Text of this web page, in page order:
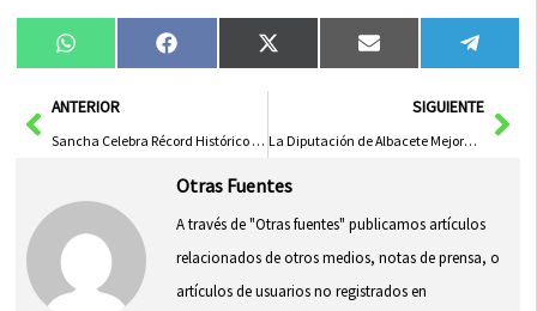
Compartir
en
WhatsAppCompartir
en
FacebookCompartir
en
X
(Twitter)
Compartir
en
Email
en
AntANTERIOR
Sancha Celebra Récord Histórico con Más de 38,000 Participaciones en Circuito de Carreras Populares
SIGUIENTE
La Diputación de Albacete Mejora Seguridad y Acceso en Cotillas por la AB-517
Otras Fuentes
A través de "Otras fuentes" publicamos artículos
relacionados de otros medios, notas de prensa, o
artículos de usuarios no registrados en